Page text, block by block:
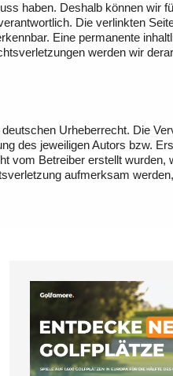
haben. Deshalb können wir
Die verlinkten
Eine permanente
werden wir
Urheberrecht. Die
des jeweiligen Autors bzw.
vom Betreiber erstellt
aufmerksam